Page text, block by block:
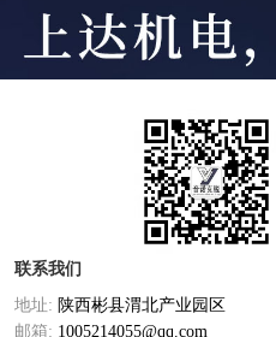
联系我们
地址: 陕西彬县渭北产业园区
邮箱: 1005214055@qq.com